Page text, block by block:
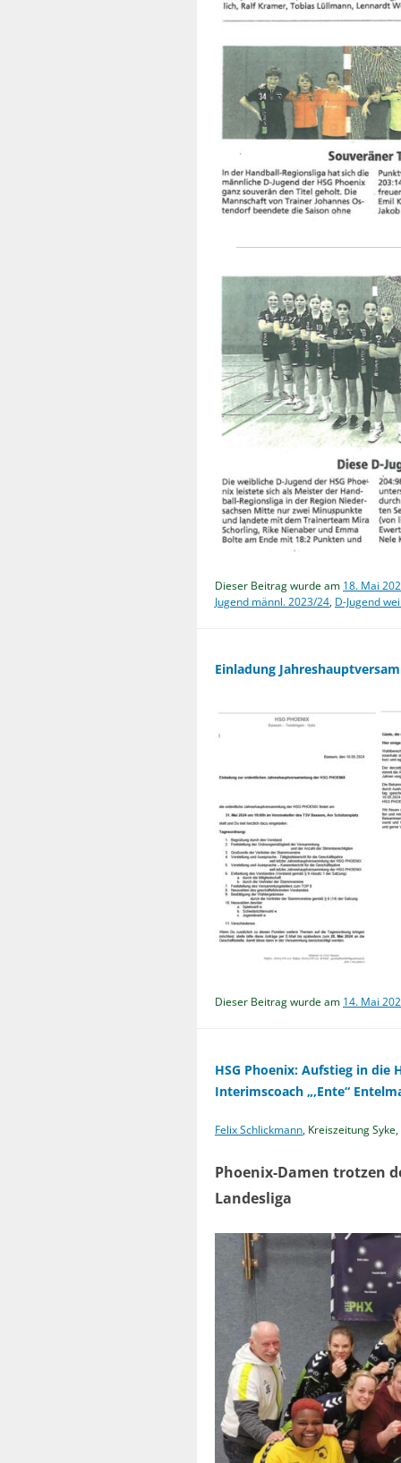
Dieser Beitrag wurde am 18. Mai
Jugend männl. 2023/24, D-Jugend
Einladung
Dieser Beitrag wurde am 14. Mai
HSG Phoenix: Aufstieg in die
Interimscoach „,Ente“
Felix Schlickmann, Kreiszeitung
Phoenix-Damen trotzen
Landesliga